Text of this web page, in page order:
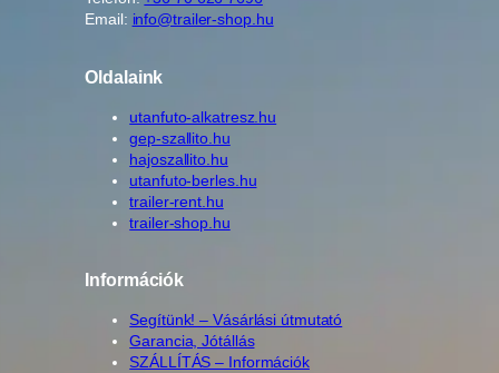
Email: info@trailer-shop.hu
Oldalaink
utanfuto-alkatresz.hu
gep-szallito.hu
hajoszallito.hu
utanfuto-berles.hu
trailer-rent.hu
trailer-shop.hu
Információk
Segítünk! – Vásárlási útmutató
Garancia, Jótállás
SZÁLLÍTÁS – Információk